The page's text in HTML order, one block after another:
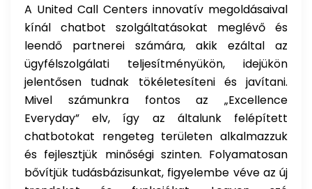
A United Call Centers innovatív megoldásaival
kínál chatbot szolgáltatásokat meglévő és
leendő partnerei számára, akik ezáltal az
ügyfélszolgálati teljesítményükön, idejükön
jelentősen tudnak tökéletesíteni és javítani.
Mivel számunkra fontos az „Excellence
Everyday” elv, így az általunk felépített
chatbotokat rengeteg területen alkalmazzuk
és fejlesztjük minőségi szinten. Folyamatosan
bővítjük tudásbázisunkat, figyelembe véve az új